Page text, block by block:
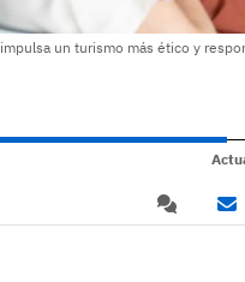
un turismo más ético y